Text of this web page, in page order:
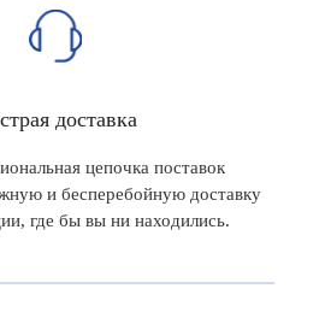
доставка
цепочка поставок
и бесперебойную доставку
где бы вы ни находились.